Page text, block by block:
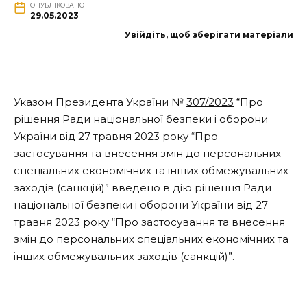
ОПУБЛІКОВАНО
29.05.2023
Увійдіть, щоб зберігати матеріали
Указом Президента України № 307/2023 “Про
рішення Ради національної безпеки і оборони
України від 27 травня 2023 року “Про
застосування та внесення змін до персональних
спеціальних економічних та інших обмежувальних
заходів (санкцій)” введено в дію рішення Ради
національної безпеки і оборони України від 27
травня 2023 року “Про застосування та внесення
змін до персональних спеціальних економічних та
інших обмежувальних заходів (санкцій)”.